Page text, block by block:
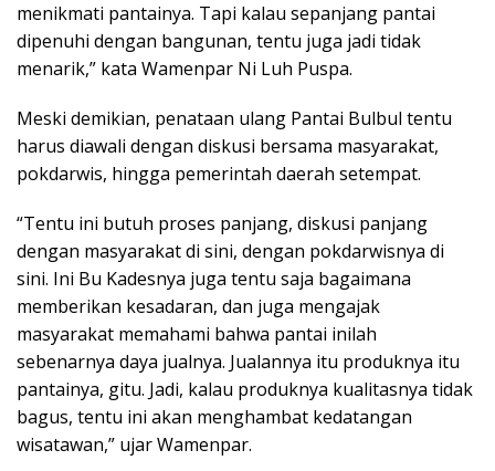
menikmati pantainya. Tapi kalau sepanjang pantai
dipenuhi dengan bangunan, tentu juga jadi tidak
menarik,” kata Wamenpar Ni Luh Puspa.
Meski demikian, penataan ulang Pantai Bulbul tentu
harus diawali dengan diskusi bersama masyarakat,
pokdarwis, hingga pemerintah daerah setempat.
“Tentu ini butuh proses panjang, diskusi panjang
dengan masyarakat di sini, dengan pokdarwisnya di
sini. Ini Bu Kadesnya juga tentu saja bagaimana
memberikan kesadaran, dan juga mengajak
masyarakat memahami bahwa pantai inilah
sebenarnya daya jualnya. Jualannya itu produknya itu
pantainya, gitu. Jadi, kalau produknya kualitasnya tidak
bagus, tentu ini akan menghambat kedatangan
wisatawan,” ujar Wamenpar.